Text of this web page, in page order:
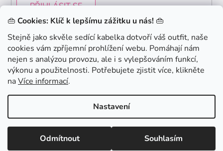
👜 Cookies: Klíč k lepšímu zážitku u nás! 👜
Stejně jako skvěle sedící kabelka dotvoří váš outfit, naše
cookies vám zpříjemní prohlížení webu. Pomáhají nám
nejen s analýzou provozu, ale i s vylepšováním funkcí,
výkonu a použitelnosti. Potřebujete zjistit více, klikněte
naVíce informací.
Nastavení
Odmítnout Souhlasím
PŘIHLÁSIT SE
.
KONTAKTUJTE NÁS - jsme tady pro Vás na telefonu i
Vytvořil Shoptet
Copyright 2026danami . Všechna práva vyhrazena.
Chceš získat slevu 150Kč na svůj první nákup? Přihlaste
se k našemu newsletteru.
Minimální hodnota nákupu pro uplatnění slevy je 700 Kč.